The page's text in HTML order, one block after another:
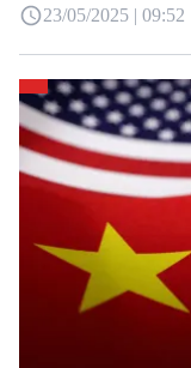
23/05/2025 | 09:52